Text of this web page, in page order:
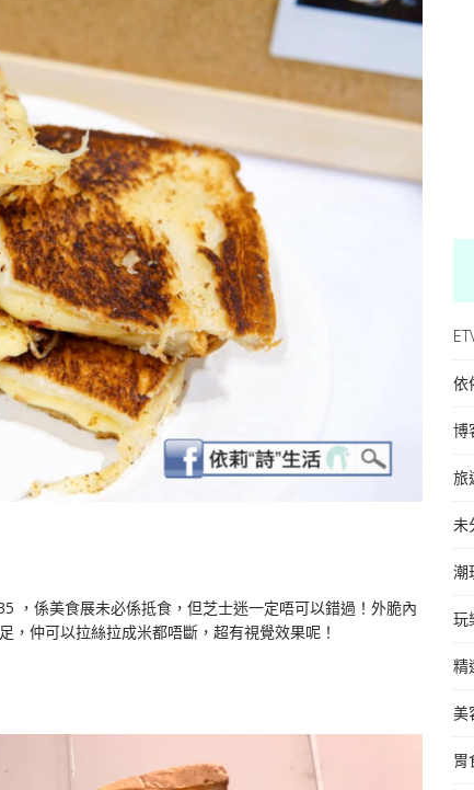
，係美食展未必係抵食，但芝士迷一定唔可以錯過！外脆內
仲可以拉絲拉成米都唔斷，超有視覺效果呢！
依
博
旅
未
潮
玩
精
美
胃